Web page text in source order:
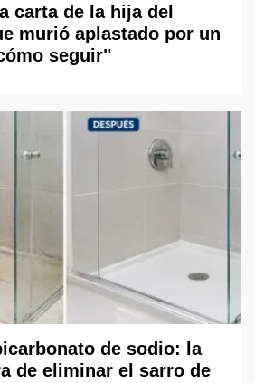
carta de la hija del
murió aplastado por un
seguir"
de sodio: la
de eliminar el sarro de